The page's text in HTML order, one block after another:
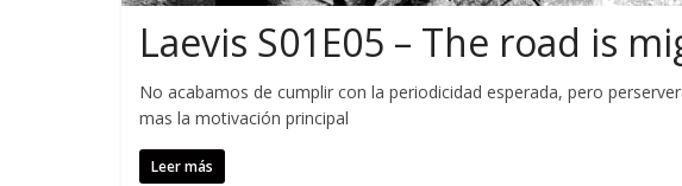
Laevis S01E05 – The road is
No acabamos de cumplir con la periodicidad esperada, pero
mas la motivación principal
Leer más